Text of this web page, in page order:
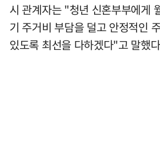
시 관계자는 "청년 신혼부부에게
기 주거비 부담을 덜고 안정적인
있도록 최선을 다하겠다"고 말했